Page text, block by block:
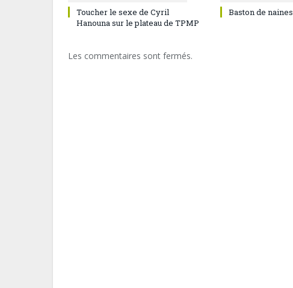
Toucher le sexe de Cyril
Hanouna sur le plateau de TPMP
Baston de naines
Les commentaires sont fermés.